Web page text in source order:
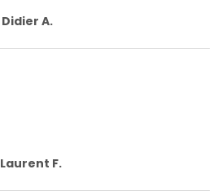
Didier A.
Laurent F.